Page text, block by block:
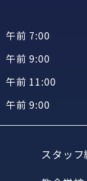
午前 7:00
午前 9:00
午前 11:00
午前 9:00
スタッフ